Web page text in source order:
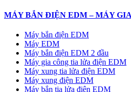
MÁY BẮN ĐIỆN EDM – MÁY
Máy bắn điện EDM
Máy EDM
Máy bắn điện EDM 2 đầu
Máy gia công tia lửa điện EDM
Máy xung tia lửa điện EDM
Máy xung điện EDM
Máy bắn tia lửa điện EDM